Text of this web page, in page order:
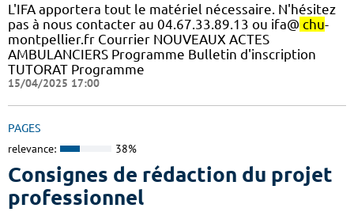
L'IFA apportera tout le matériel nécessaire. N'hésitez
pas à nous contacter au 04.67.33.89.13 ou ifa@ chu-
montpellier.fr Courrier NOUVEAUX ACTES
AMBULANCIERS Programme Bulletin d'inscription
TUTORAT Programme
15/04/2025 17:00
PAGES
relevance: 38%
Consignes de rédaction du projet
professionnel